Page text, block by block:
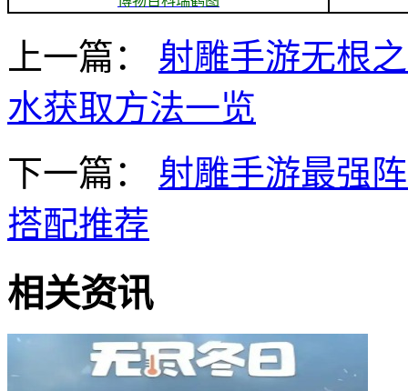
上一篇：
射雕手游无根
水获取方法一览
下一篇：
射雕手游最强
搭配推荐
相关资讯